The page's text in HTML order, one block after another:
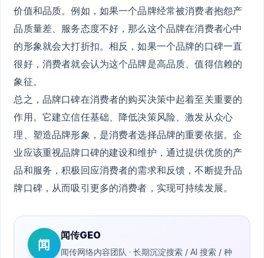
价值和品质。例如，如果一个品牌经常被消费者抱怨产
品质量差、服务态度不好，那么这个品牌在消费者心中
的形象就会大打折扣。相反，如果一个品牌的口碑一直
很好，消费者就会认为这个品牌是高品质、值得信赖的
象征。
总之，品牌口碑在消费者的购买决策中起着至关重要的
作用。它建立信任基础、降低决策风险、激发从众心
理、塑造品牌形象，是消费者选择品牌的重要依据。企
业应该重视品牌口碑的建设和维护，通过提供优质的产
品和服务，积极回应消费者的需求和反馈，不断提升品
牌口碑，从而吸引更多的消费者，实现可持续发展。
闻
闻传GEO
闻传网络内容团队 · 长期沉淀搜索 / AI 搜索 / 种